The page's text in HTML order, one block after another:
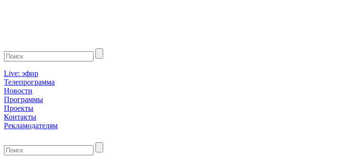
Live: эфир
Телепрограмма
Новости
Программы
Проекты
Контакты
Рекламодателям